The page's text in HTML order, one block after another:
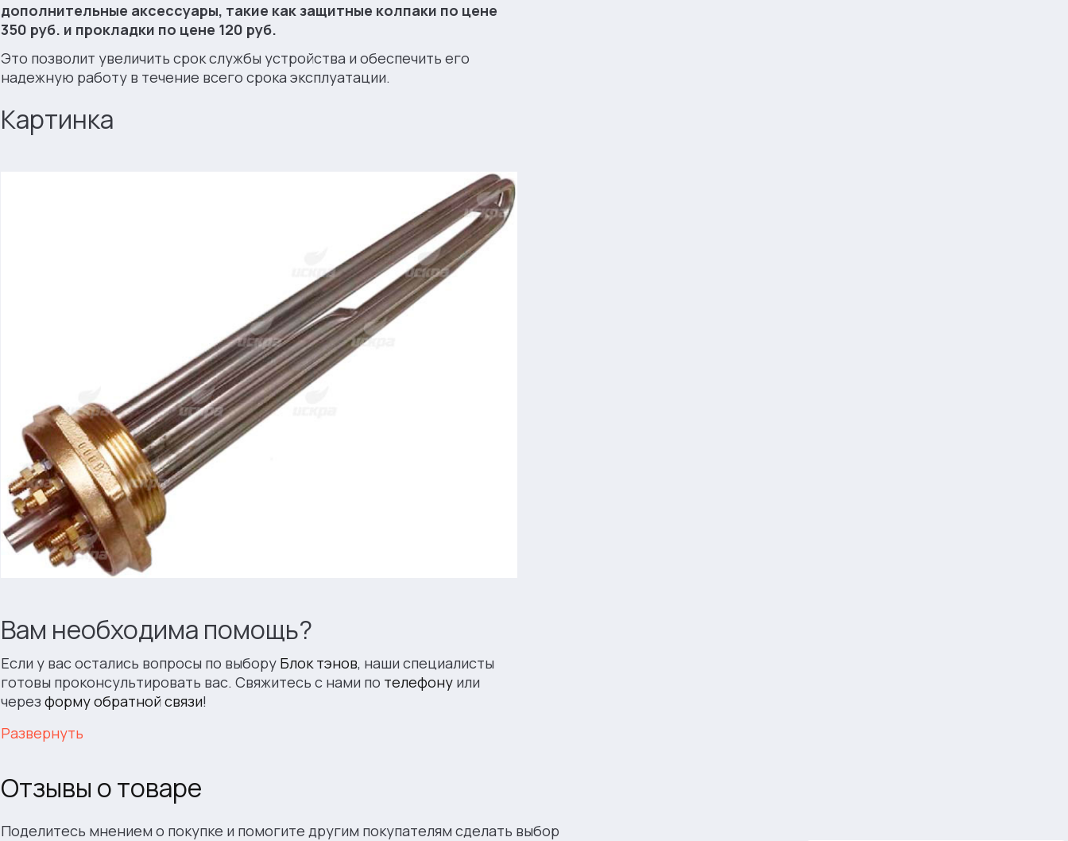
дополнительные аксессуары, такие как защитные колпаки по цене
350 руб. и прокладки по цене 120 руб.
Это позволит увеличить срок службы устройства и обеспечить его
надежную работу в течение всего срока эксплуатации.
Картинка
Вам необходима помощь?
Если у вас остались вопросы по выбору Блок тэнов, наши специалисты
готовы проконсультировать вас. Свяжитесь с нами по телефону или
через форму обратной связи!
Развернуть
Отзывы о товаре
Поделитесь мнением о покупке и помогите другим покупателям сделать выбор